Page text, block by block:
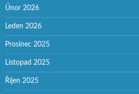
Únor 2026
Leden 2026
Prosinec 2025
Listopad 2025
Říjen 2025